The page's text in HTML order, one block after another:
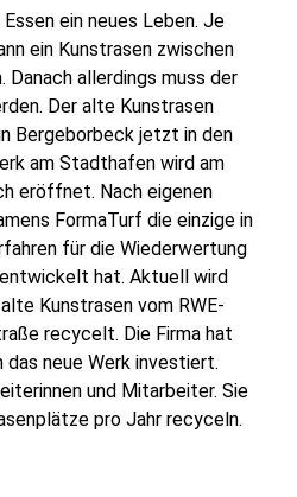
ein neues Leben. Je
ein Kunstrasen zwischen
Danach allerdings muss der
Der alte Kunstrasen
Bergeborbeck jetzt in den
am Stadthafen wird am
eröffnet. Nach eigenen
FormaTurf die einzige in
für die Wiederwertung
hat. Aktuell wird
Kunstrasen vom RWE-
recycelt. Die Firma hat
das neue Werk investiert.
und Mitarbeiter. Sie
pro Jahr recyceln.